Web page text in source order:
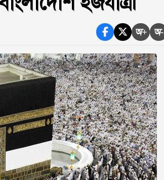
অ+ অ-